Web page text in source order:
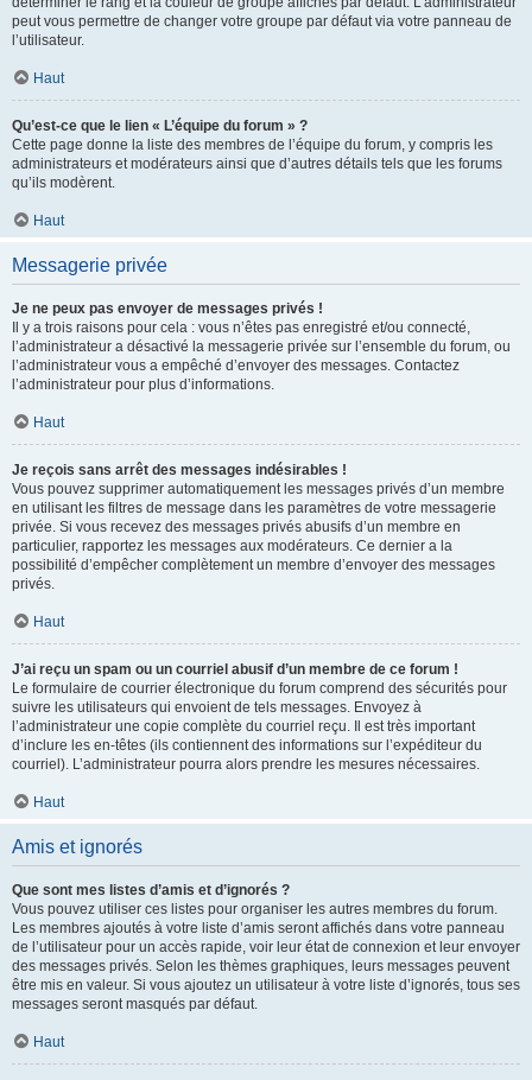
peut vous permettre de changer votre groupe par défaut via votre panneau de
l’utilisateur.
Haut
Qu’est-ce que le lien « L’équipe du forum » ?
Cette page donne la liste des membres de l’équipe du forum, y compris les
administrateurs et modérateurs ainsi que d’autres détails tels que les forums
qu’ils modèrent.
Haut
Messagerie privée
Je ne peux pas envoyer de messages privés !
Il y a trois raisons pour cela : vous n’êtes pas enregistré et/ou connecté,
l’administrateur a désactivé la messagerie privée sur l’ensemble du forum, ou
l’administrateur vous a empêché d’envoyer des messages. Contactez
l’administrateur pour plus d’informations.
Haut
Je reçois sans arrêt des messages indésirables !
Vous pouvez supprimer automatiquement les messages privés d’un membre
en utilisant les filtres de message dans les paramètres de votre messagerie
privée. Si vous recevez des messages privés abusifs d’un membre en
particulier, rapportez les messages aux modérateurs. Ce dernier a la
possibilité d’empêcher complètement un membre d’envoyer des messages
privés.
Haut
J’ai reçu un spam ou un courriel abusif d’un membre de ce forum !
Le formulaire de courrier électronique du forum comprend des sécurités pour
suivre les utilisateurs qui envoient de tels messages. Envoyez à
l’administrateur une copie complète du courriel reçu. Il est très important
d’inclure les en-têtes (ils contiennent des informations sur l’expéditeur du
courriel). L’administrateur pourra alors prendre les mesures nécessaires.
Haut
Amis et ignorés
Que sont mes listes d’amis et d’ignorés ?
Vous pouvez utiliser ces listes pour organiser les autres membres du forum.
Les membres ajoutés à votre liste d’amis seront affichés dans votre panneau
de l’utilisateur pour un accès rapide, voir leur état de connexion et leur envoyer
des messages privés. Selon les thèmes graphiques, leurs messages peuvent
être mis en valeur. Si vous ajoutez un utilisateur à votre liste d’ignorés, tous ses
messages seront masqués par défaut.
Haut